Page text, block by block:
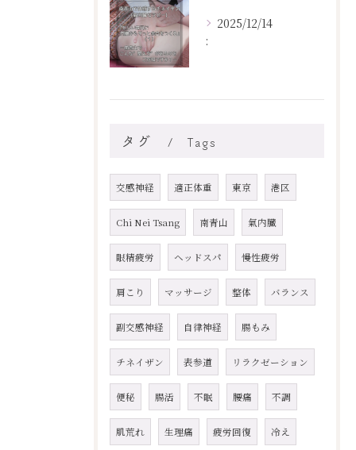
2025/12/14
:
タグ Tags
交感神経 適正体重 東京 港区
Chi Nei Tsang 南青山 氣内臓
眼精疲労 ヘッドスパ 慢性疲労
肩こり マッサージ 整体 バランス
副交感神経 自律神経 腸もみ
チネイザン 表参道 リラクゼーション
便秘 腸活 不眠 腰痛 不調
肌荒れ 生理痛 疲労回復 冷え